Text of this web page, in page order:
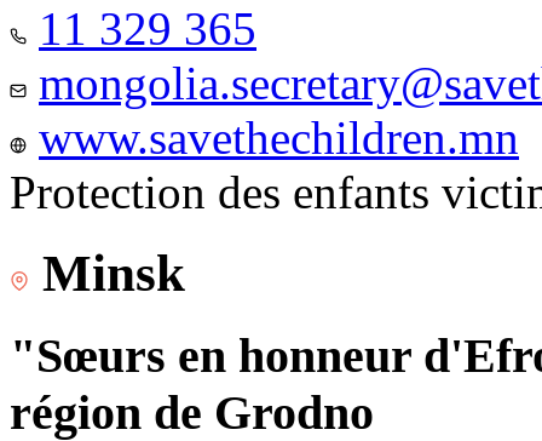
11 329 365
www.savethechildren.mn
Protection des enfants
Minsk
"Sœurs en honneur
région de Grodno